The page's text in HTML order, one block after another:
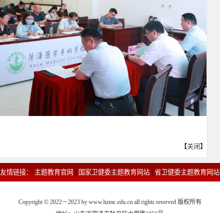
【关闭 】
友情链接： 主题教育官网 国家卫健委主题教育网站 省卫健委主题教育网站
Copyright © 2022－2023 by www.hzmc.edu.cn all rights reserved 版权所有